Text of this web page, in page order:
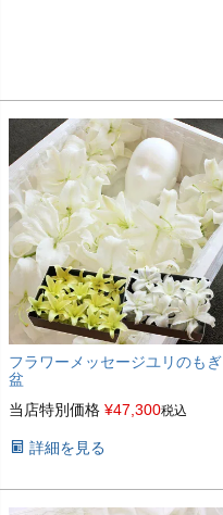
フラワーメッセージユリのもぎ
盆
当店特別価格 ¥47,300税込
詳細を見る